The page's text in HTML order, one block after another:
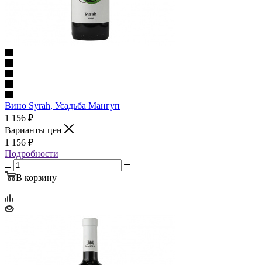
Вино Syrah, Усадьба Мангуп
1 156 ₽
Варианты цен
1 156 ₽
Подробности
В корзину